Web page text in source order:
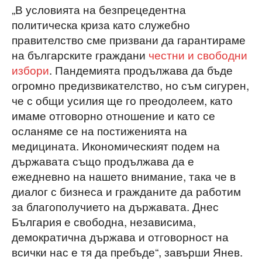
„В условията на безпрецедентна
политическа криза като служебно
правителство сме призвани да гарантираме
на българските граждани честни и свободни
избори. Пандемията продължава да бъде
огромно предизвикателство, но съм сигурен,
че с общи усилия ще го преодолеем, като
имаме отговорно отношение и като се
осланяме се на постиженията на
медицината. Икономическият подем на
държавата също продължава да е
ежедневно на нашето внимание, така че в
диалог с бизнеса и гражданите да работим
за благополучието на държавата. Днес
България е свободна, независима,
демократична държава и отговорност на
всички нас е тя да пребъде“, завърши Янев.